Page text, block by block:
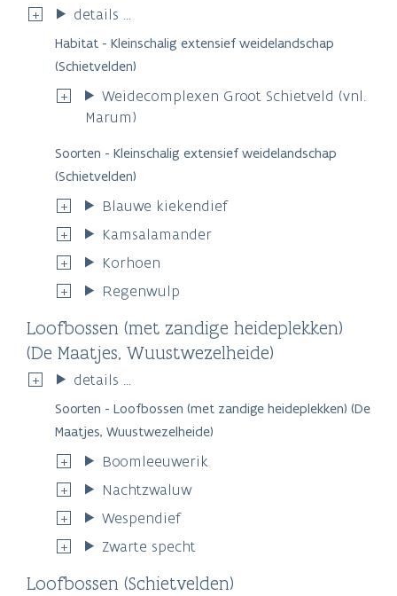
details ...
Habitat - Kleinschalig extensief weidelandschap
(Schietvelden)
Weidecomplexen Groot Schietveld (vnl.
Marum)
Soorten - Kleinschalig extensief weidelandschap
(Schietvelden)
Blauwe kiekendief
Kamsalamander
Korhoen
Regenwulp
Loofbossen (met zandige heideplekken)
(De Maatjes, Wuustwezelheide)
details ...
Soorten - Loofbossen (met zandige heideplekken) (De
Maatjes, Wuustwezelheide)
Boomleeuwerik
Nachtzwaluw
Wespendief
Zwarte specht
Loofbossen (Schietvelden)